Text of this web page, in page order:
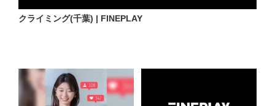
クライミング(千葉) | FINEPLAY